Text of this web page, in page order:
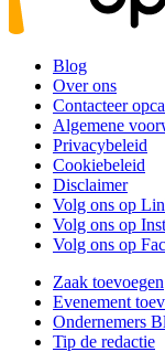
Blog
Over ons
Contacteer
Algemene
Privacybeleid
Cookiebeleid
Disclaimer
Volg ons op
Volg ons op
Volg ons op
Zaak toevoegen
Evenement
Ondernemers
Tip de redactie